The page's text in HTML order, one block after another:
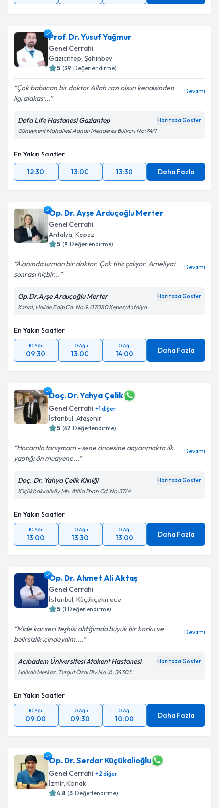
Prof. Dr. Yusuf Yağmur
Genel Cerrahi
Gaziantep, Şahinbey
5 (39 Değerlendirme)
Çok babacan bir doktor Allah razı olsun kendisinden
ilgi alakası...
Devamı
Defa Life Hastanesi Gaziantep Haritada Göster
Güneykent Mahallesi Adnan Menderes Bulvarı No:74/1
En Yakın Saatler
12:30
13:00 13:30 Daha Fazla
Op. Dr. Ayşe Arduçoğlu Merter
Genel Cerrahi
Antalya, Kepez
5 (9 Değerlendirme)
Alanında uzman bir doktor. Çok titiz çalışor. Ameliyat
sonrası hiçbir...
Devamı
Op.Dr.Ayşe Arduçoğlu Merter Haritada Göster
Kanal, Halide Edip Cd. No:9, 07080 Kepez/Antalya
En Yakın Saatler
10 Ağu
09:30
10 Ağu
13:00
10 Ağu
14:00 Daha Fazla
Doç. Dr. Yahya Çelik
Genel Cerrahi +1diğer
İstanbul, Ataşehir
5 (47 Değerlendirme)
Hocamla tanışmam - sene öncesine dayanmakta ilk
yaptığı ön muayene...
Devamı
Doç. Dr. Yahya Çelik Kliniği Haritada Göster
Küçükbakkalköy Mh. Atilla İlhan Cd. No:37/4
En Yakın Saatler
10 Ağu
13:00
10 Ağu
13:30
10 Ağu
13:00 Daha Fazla
Op. Dr. Ahmet Ali Aktaş
Genel Cerrahi
İstanbul, Küçükçekmece
5 (1 Değerlendirme)
Mide kanseri teşhisi aldığımda büyük bir korku ve
belirsizlik içindeydim....
Devamı
Acıbadem Üniversitesi Atakent Hastanesi Haritada Göster
Halkalı Merkez, Turgut Özal Blv No:16, 34303
En Yakın Saatler
10 Ağu
09:00
10 Ağu
09:30
10 Ağu
10:00 Daha Fazla
Op. Dr. Serdar Küçükalioğlu
Genel Cerrahi +2 diğer
İzmir, Konak
4.8 (3 Değerlendirme)